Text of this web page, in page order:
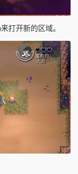
打开新的区域。